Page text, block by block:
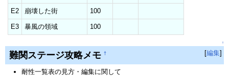
E2 崩壊した街 100
E3 暴風の領域 100
↑
難関ステージ攻略メモ † [編集]
耐性一覧表の見方・編集に関して